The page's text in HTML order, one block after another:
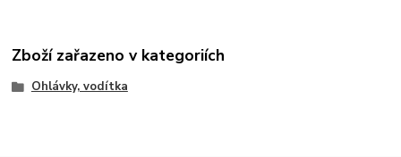
Zboží zařazeno v kategoriích
Ohlávky, vodítka